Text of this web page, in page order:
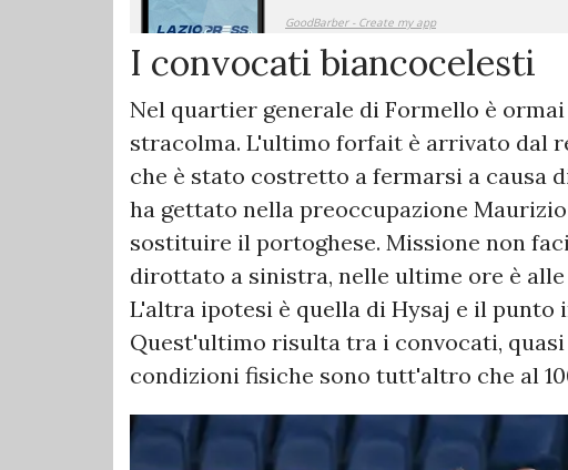
I convocati biancocelesti
Nel quartier generale di Formello è
stracolma. L'ultimo forfait è arrivato dal
che è stato costretto a fermarsi a causa
ha gettato nella preoccupazione
sostituire il portoghese. Missione non
dirottato a sinistra, nelle ultime ore è
L'altra ipotesi è quella di Hysaj e il punto
Quest'ultimo risulta tra i convocati,
condizioni fisiche sono tutt'altro che al